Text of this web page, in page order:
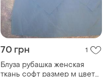
70 грн 1
Блуза рубашка женская
ткань софт размер м цвет